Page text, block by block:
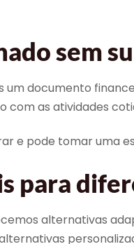
sem
documento
com as atividades
e pode tomar uma
para
alternativas